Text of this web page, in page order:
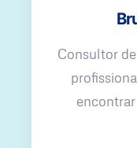
Consultor